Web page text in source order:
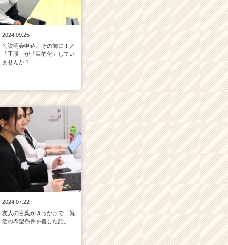
2024.09.25
＼説明会申込、その前に！／
「手段」が「目的化」してい
ませんか？
2024.07.22
友人の言葉がきっかけで、就
活の希望条件を覆した話。